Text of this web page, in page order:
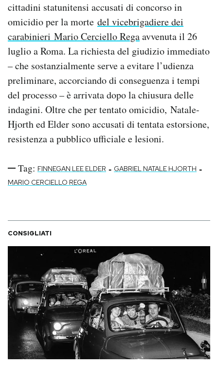
AREA PERSONALE
Area Personale
Notifiche mobile
Regala il Post
Hai bisogno di aiuto?
Esci
cittadini statunitensi accusati di concorso in
omicidio per la morte del vicebrigadiere dei
carabinieri Mario Cerciello Regaavvenuta il 26
luglio a Roma. La richiesta del giudizio immediato
– che sostanzialmente serve a evitare l’udienza
preliminare, accorciando di conseguenza i tempi
del processo – è arrivata dopo la chiusura delle
indagini. Oltre che per tentato omicidio, Natale-
Hjorth ed Elder sono accusati di tentata estorsione,
resistenza a pubblico ufficiale e lesioni.
Tag: FINNEGAN LEE ELDER - GABRIEL NATALE HJORTH -
MARIO CERCIELLO REGA
CONSIGLIATI